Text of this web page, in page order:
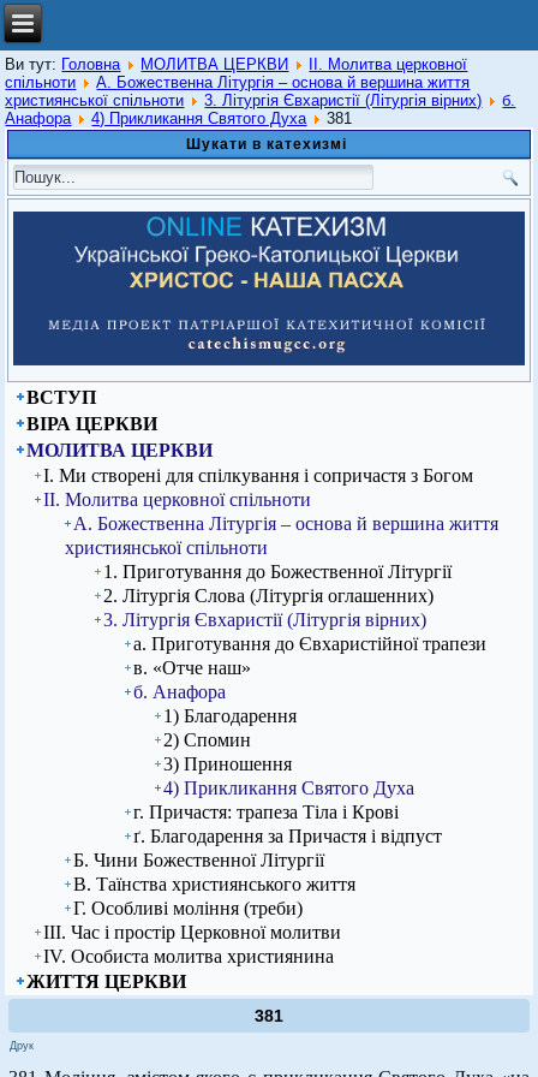
Ви тут: Головна МОЛИТВА ЦЕРКВИ
ІІ. Молитва церковної
спільноти
А. Божественна Літургія – основа й вершина життя
християнської спільноти
3. Літургія Євхаристії (Літургія вірних)
б.
Анафора
4) Прикликання Святого Духа 381
Шукати в катехизмі
ВСТУП
ВІРА ЦЕРКВИ
МОЛИТВА ЦЕРКВИ
І. Ми створені для спілкування і сопричастя з Богом
ІІ. Молитва церковної спільноти
А. Божественна Літургія – основа й вершина життя
християнської спільноти
1. Приготування до Божественної Літургії
2. Літургія Слова (Літургія оглашенних)
3. Літургія Євхаристії (Літургія вірних)
а. Приготування до Євхаристійної трапези
в. «Отче наш»
б. Анафора
1) Благодарення
2) Спомин
3) Приношення
4) Прикликання Святого Духа
г. Причастя: трапеза Тіла і Крові
ґ. Благодарення за Причастя і відпуст
Б. Чини Божественної Літургії
В. Таїнства християнського життя
Г. Особливі моління (треби)
ІІІ. Час і простір Церковної молитви
ІV. Особиста молитва християнина
ЖИТТЯ ЦЕРКВИ
381
Друк